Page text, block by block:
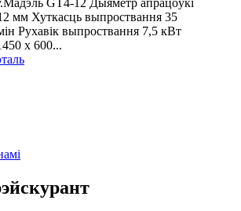
мм Хуткасць выпроствання 35
Рухавік выпроствання 7,5 кВт
x 600...